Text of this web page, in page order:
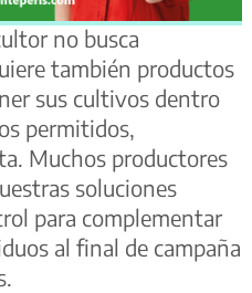
no busca
también productos
sus cultivos dentro
permitidos,
Muchos productores
soluciones
para complementar
al final de campaña